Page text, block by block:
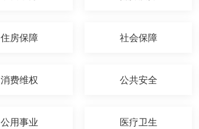
住房保障 社会保障
消费维权 公共安全
公用事业 医疗卫生